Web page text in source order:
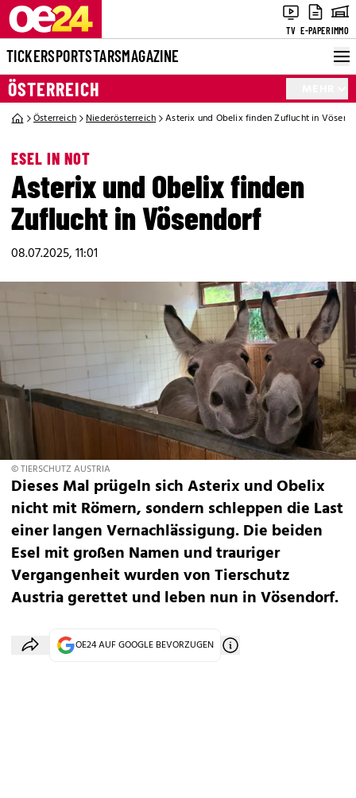
TV E-PAPERIMMO
TICKERSPORTSTARSMAGAZINE
ÖSTERREICH
Österreich Niederösterreich Asterix und Obelix finden Zuflucht in
ESEL IN NOT
Asterix und Obelix finden
Zuflucht in Vösendorf
08.07.2025, 11:01
© TIERSCHUTZ AUSTRIA
Dieses Mal prügeln sich Asterix und Obelix
nicht mit Römern, sondern schleppen die Last
einer langen Vernachlässigung. Die beiden
Esel mit großen Namen und trauriger
Vergangenheit wurden von Tierschutz
Austria gerettet und leben nun in Vösendorf.
OE24 AUF GOOGLE BEVORZUGEN